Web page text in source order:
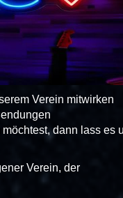
Verein mitwirken
dann lass es
Verein, der